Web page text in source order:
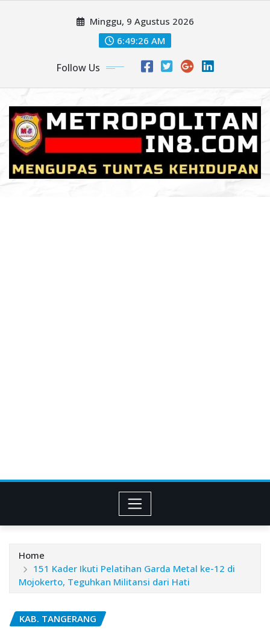
Minggu, 9 Agustus 2026
6:49:28 AM
Follow Us
Home
151 Kader Ikuti Pelatihan Garda Metal ke-12 di
Mojokerto, Teguhkan Militansi dari Hati
KAB. TANGERANG